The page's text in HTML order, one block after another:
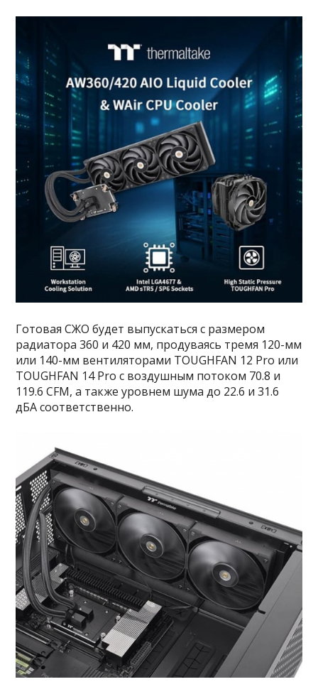
Готовая СЖО будет выпускаться с размером
радиатора 360 и 420 мм, продуваясь тремя 120-мм
или 140-мм вентиляторами TOUGHFAN 12 Pro или
TOUGHFAN 14 Pro с воздушным потоком 70.8 и
119.6 CFM, а также уровнем шума до 22.6 и 31.6
дБА соответственно.